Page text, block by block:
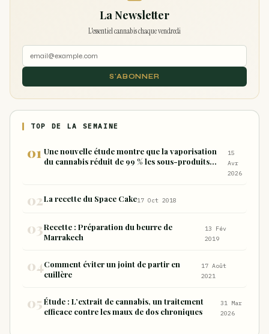
La Newsletter
L'essentiel cannabis chaque vendredi
S'ABONNER
TOP DE LA SEMAINE
Une nouvelle étude montre que la vaporisation
du cannabis réduit de 99 % les sous-produits
15
Avr
2026
La recette du Space Cake17 Oct 2018
Recette : Préparation du beurre de
Marrakech
13 Fév
2019
Comment éviter un joint de partir en
cuillère
17 Août
2021
Étude : L’extrait de cannabis, un traitement
efficace contre les maux de dos chroniques
31 Mar
2026